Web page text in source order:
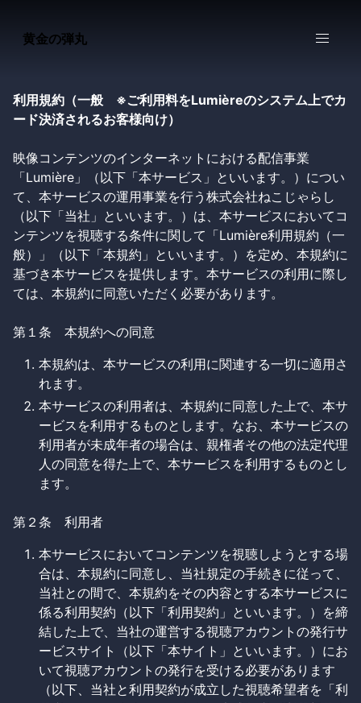
黄金の弾丸
利用規約（一般 ※ご利用料をLumièreのシステム上でカ
ード決済されるお客様向け）
映像コンテンツのインターネットにおける配信事業
「Lumière」（以下「本サービス」といいます。）につい
て、本サービスの運用事業を行う株式会社ねこじゃらし
（以下「当社」といいます。）は、本サービスにおいてコ
ンテンツを視聴する条件に関して「Lumière利用規約（一
般）」（以下「本規約」といいます。）を定め、本規約に
基づき本サービスを提供します。本サービスの利用に際し
ては、本規約に同意いただく必要があります。
第１条 本規約への同意
本規約は、本サービスの利用に関連する一切に適用さ
れます。
本サービスの利用者は、本規約に同意した上で、本サ
ービスを利用するものとします。なお、本サービスの
利用者が未成年者の場合は、親権者その他の法定代理
人の同意を得た上で、本サービスを利用するものとし
ます。
第２条 利用者
本サービスにおいてコンテンツを視聴しようとする場
合は、本規約に同意し、当社規定の手続きに従って、
当社との間で、本規約をその内容とする本サービスに
係る利用契約（以下「利用契約」といいます。）を締
結した上で、当社の運営する視聴アカウントの発行サ
ービスサイト（以下「本サイト」といいます。）にお
いて視聴アカウントの発行を受ける必要があります
（以下、当社と利用契約が成立した視聴希望者を「利